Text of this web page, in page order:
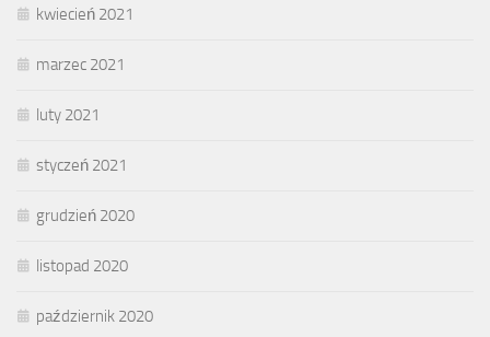
kwiecień 2021
marzec 2021
luty 2021
styczeń 2021
grudzień 2020
listopad 2020
październik 2020